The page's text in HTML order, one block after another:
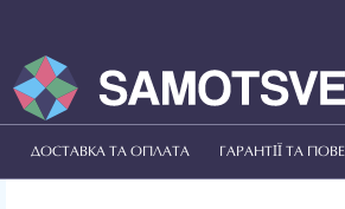
ДОСТАВКА ТА ОПЛАТА ГАРАНТІЇ ТА